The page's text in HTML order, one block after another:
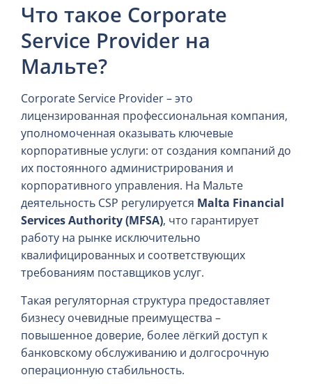
Что такое Corporate
Service Provider на
Мальте?
Corporate Service Provider – это
лицензированная профессиональная компания,
уполномоченная оказывать ключевые
корпоративные услуги: от создания компаний до
их постоянного администрирования и
корпоративного управления. На Мальте
деятельность CSP регулируется Malta Financial
Services Authority (MFSA), что гарантирует
работу на рынке исключительно
квалифицированных и соответствующих
требованиям поставщиков услуг.
Такая регуляторная структура предоставляет
бизнесу очевидные преимущества –
повышенное доверие, более лёгкий доступ к
банковскому обслуживанию и долгосрочную
операционную стабильность.